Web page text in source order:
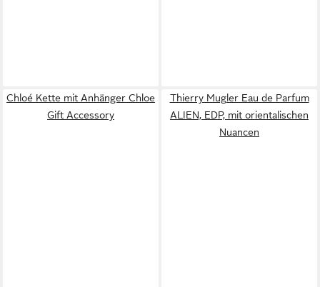
Chloé Kette mit Anhänger Chloe
Gift Accessory
Thierry Mugler Eau de Parfum
ALIEN, EDP, mit orientalischen
Nuancen